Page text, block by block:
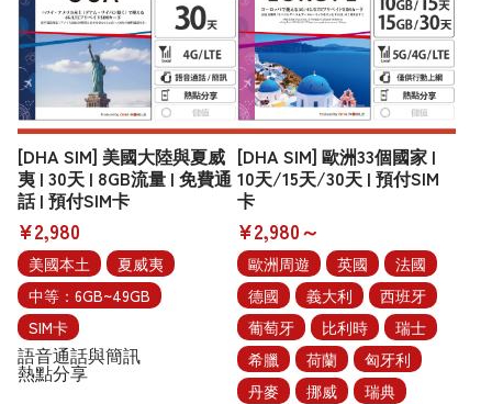
[DHA SIM] 美國大陸與夏威
夷 | 30天 | 8GB流量 | 免費通
話 | 預付SIM卡
¥2,980
美國本土
夏威夷
中等：6GB~49GB
SIM卡
語音通話與簡訊
熱點分享
[DHA SIM] 歐洲33個國家 |
10天/15天/30天 | 預付SIM
卡
¥2,980～
歐洲周遊 英國
法國
德國
義大利
西班牙
葡萄牙
比利時
瑞士
希臘
荷蘭
匈牙利
丹麥
挪威
瑞典